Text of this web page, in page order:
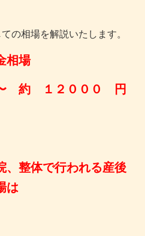
の相場を解説いたします。
相場
約 １２０００ 円
、整体で行われる産後
は